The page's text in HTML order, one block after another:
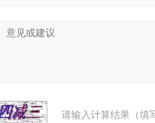
请输入计算结果（填